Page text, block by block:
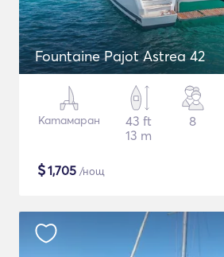
Fountaine Pajot Astrea 42
Катамаран
43 ft
13 m
8
$1,705 /нощ